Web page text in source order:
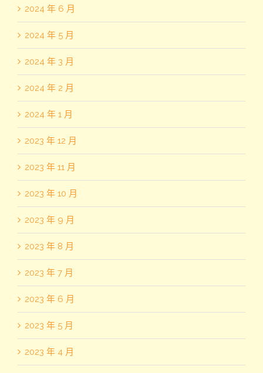
2024 年 6 月
2024 年 5 月
2024 年 3 月
2024 年 2 月
2024 年 1 月
2023 年 12 月
2023 年 11 月
2023 年 10 月
2023 年 9 月
2023 年 8 月
2023 年 7 月
2023 年 6 月
2023 年 5 月
2023 年 4 月